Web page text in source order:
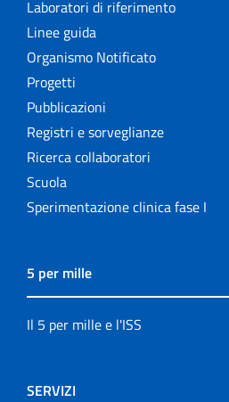
Laboratori di riferimento
Linee guida
Organismo Notificato
Progetti
Pubblicazioni
Registri e sorveglianze
Ricerca collaboratori
Scuola
Sperimentazione clinica fase I
5 per mille
Il 5 per mille e l'ISS
SERVIZI